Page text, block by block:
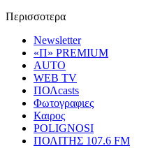
Περισσοτερα
Newsletter
«Π» PREMIUM
AUTO
WEB TV
ΠΟΛcasts
Φωτογραφιες
Καιρος
POLIGNOSI
ΠΟΛΙΤΗΣ 107.6 FM